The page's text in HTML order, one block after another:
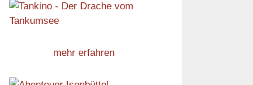
mehr erfahren